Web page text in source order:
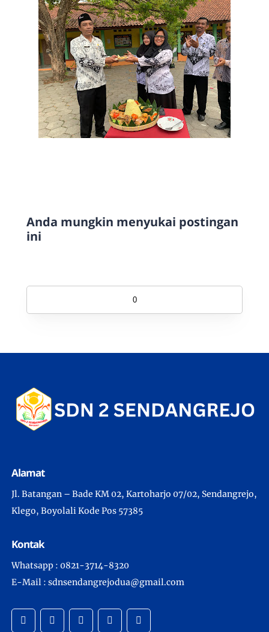
Anda mungkin menyukai postingan
ini
0
Alamat
Jl. Batangan – Bade KM 02, Kartoharjo 07/02, Sendangrejo,
Klego, Boyolali Kode Pos 57385
Kontak
Whatsapp : 0821-3714-8320
E-Mail : sdnsendangrejodua@gmail.com